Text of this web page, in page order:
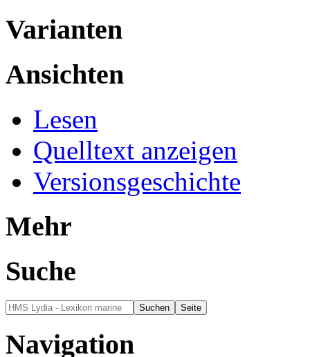
Varianten
Ansichten
Lesen
Quelltext anzeigen
Versionsgeschichte
Mehr
Suche
Navigation